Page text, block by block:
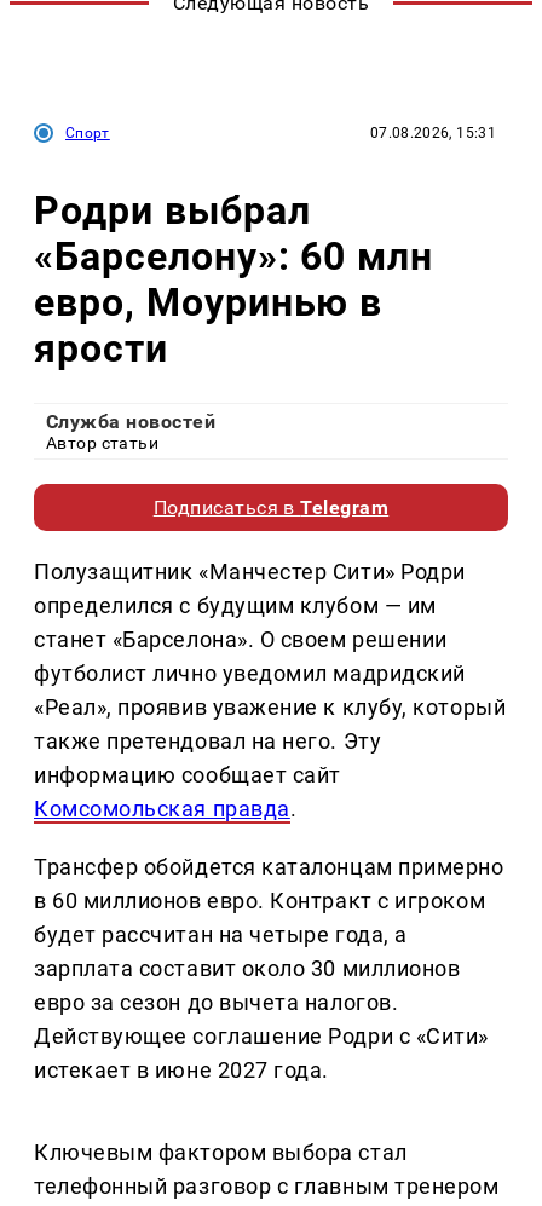
Спорт 07.08.2026, 15:31
Родри выбрал
«Барселону»: 60 млн
евро, Моуринью в
ярости
Служба новостей
Автор статьи
Подписаться вTelegram
Полузащитник «Манчестер Сити» Родри
определился с будущим клубом — им
станет «Барселона». О своем решении
футболист лично уведомил мадридский
«Реал», проявив уважение к клубу, который
также претендовал на него. Эту
информацию сообщает сайт
Комсомольская правда.
Трансфер обойдется каталонцам примерно
в 60 миллионов евро. Контракт с игроком
будет рассчитан на четыре года, а
зарплата составит около 30 миллионов
евро за сезон до вычета налогов.
Действующее соглашение Родри с «Сити»
истекает в июне 2027 года.
Ключевым фактором выбора стал
телефонный разговор с главным тренером